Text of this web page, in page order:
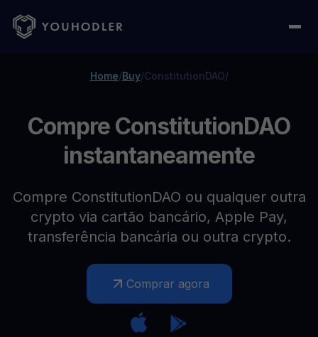
Home/Buy/ConstitutionDAO/
Compre ConstitutionDAO
instantaneamente
Compre ConstitutionDAO ou qualquer outra
crypto via cartão bancário, Apple Pay,
transferência bancária ou outra crypto.
Comprar agora